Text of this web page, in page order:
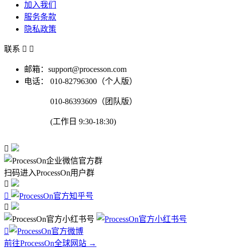
加入我们
服务条款
隐私政策
联系  
邮箱：support@processon.com
电话：
010-82796300（个人版）
010-86393609（团队版）
(工作日 9:30-18:30)

扫码进入ProcessOn用户群




前往ProcessOn全球网站 →